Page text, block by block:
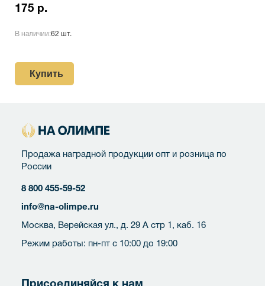
175 р.
В наличии:62 шт.
Купить
Продажа наградной продукции опт и розница по
России
8 800 455-59-52
info@na-olimpe.ru
Москва, Верейская ул., д. 29 А стр 1, каб. 16
Режим работы: пн-пт с 10:00 до 19:00